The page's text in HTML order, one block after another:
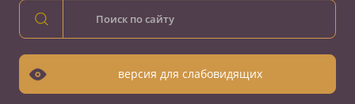
версия для слабовидящих